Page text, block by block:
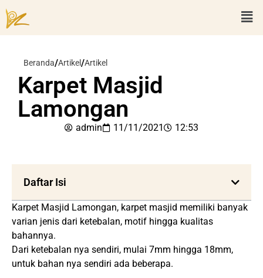
Beranda/Artikel/Artikel
Karpet Masjid
Lamongan
admin 11/11/2021 12:53
Daftar Isi
Karpet Masjid Lamongan, karpet masjid memiliki banyak
varian jenis dari ketebalan, motif hingga kualitas
bahannya.
Dari ketebalan nya sendiri, mulai 7mm hingga 18mm,
untuk bahan nya sendiri ada beberapa.